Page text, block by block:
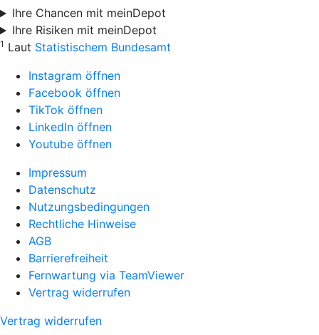
Ihre Chancen mit meinDepot
Ihre Risiken mit meinDepot
1 Laut Statistischem Bundesamt
Instagram öffnen
Facebook öffnen
TikTok öffnen
LinkedIn öffnen
Youtube öffnen
Impressum
Datenschutz
Nutzungsbedingungen
Rechtliche Hinweise
AGB
Barrierefreiheit
Fernwartung via TeamViewer
Vertrag widerrufen
Vertrag widerrufen